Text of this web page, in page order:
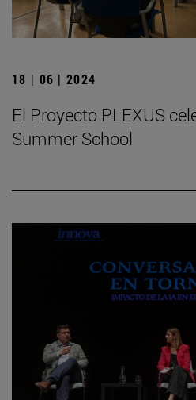
18 | 06 | 2024
El Proyecto PLEXUS
Summer School